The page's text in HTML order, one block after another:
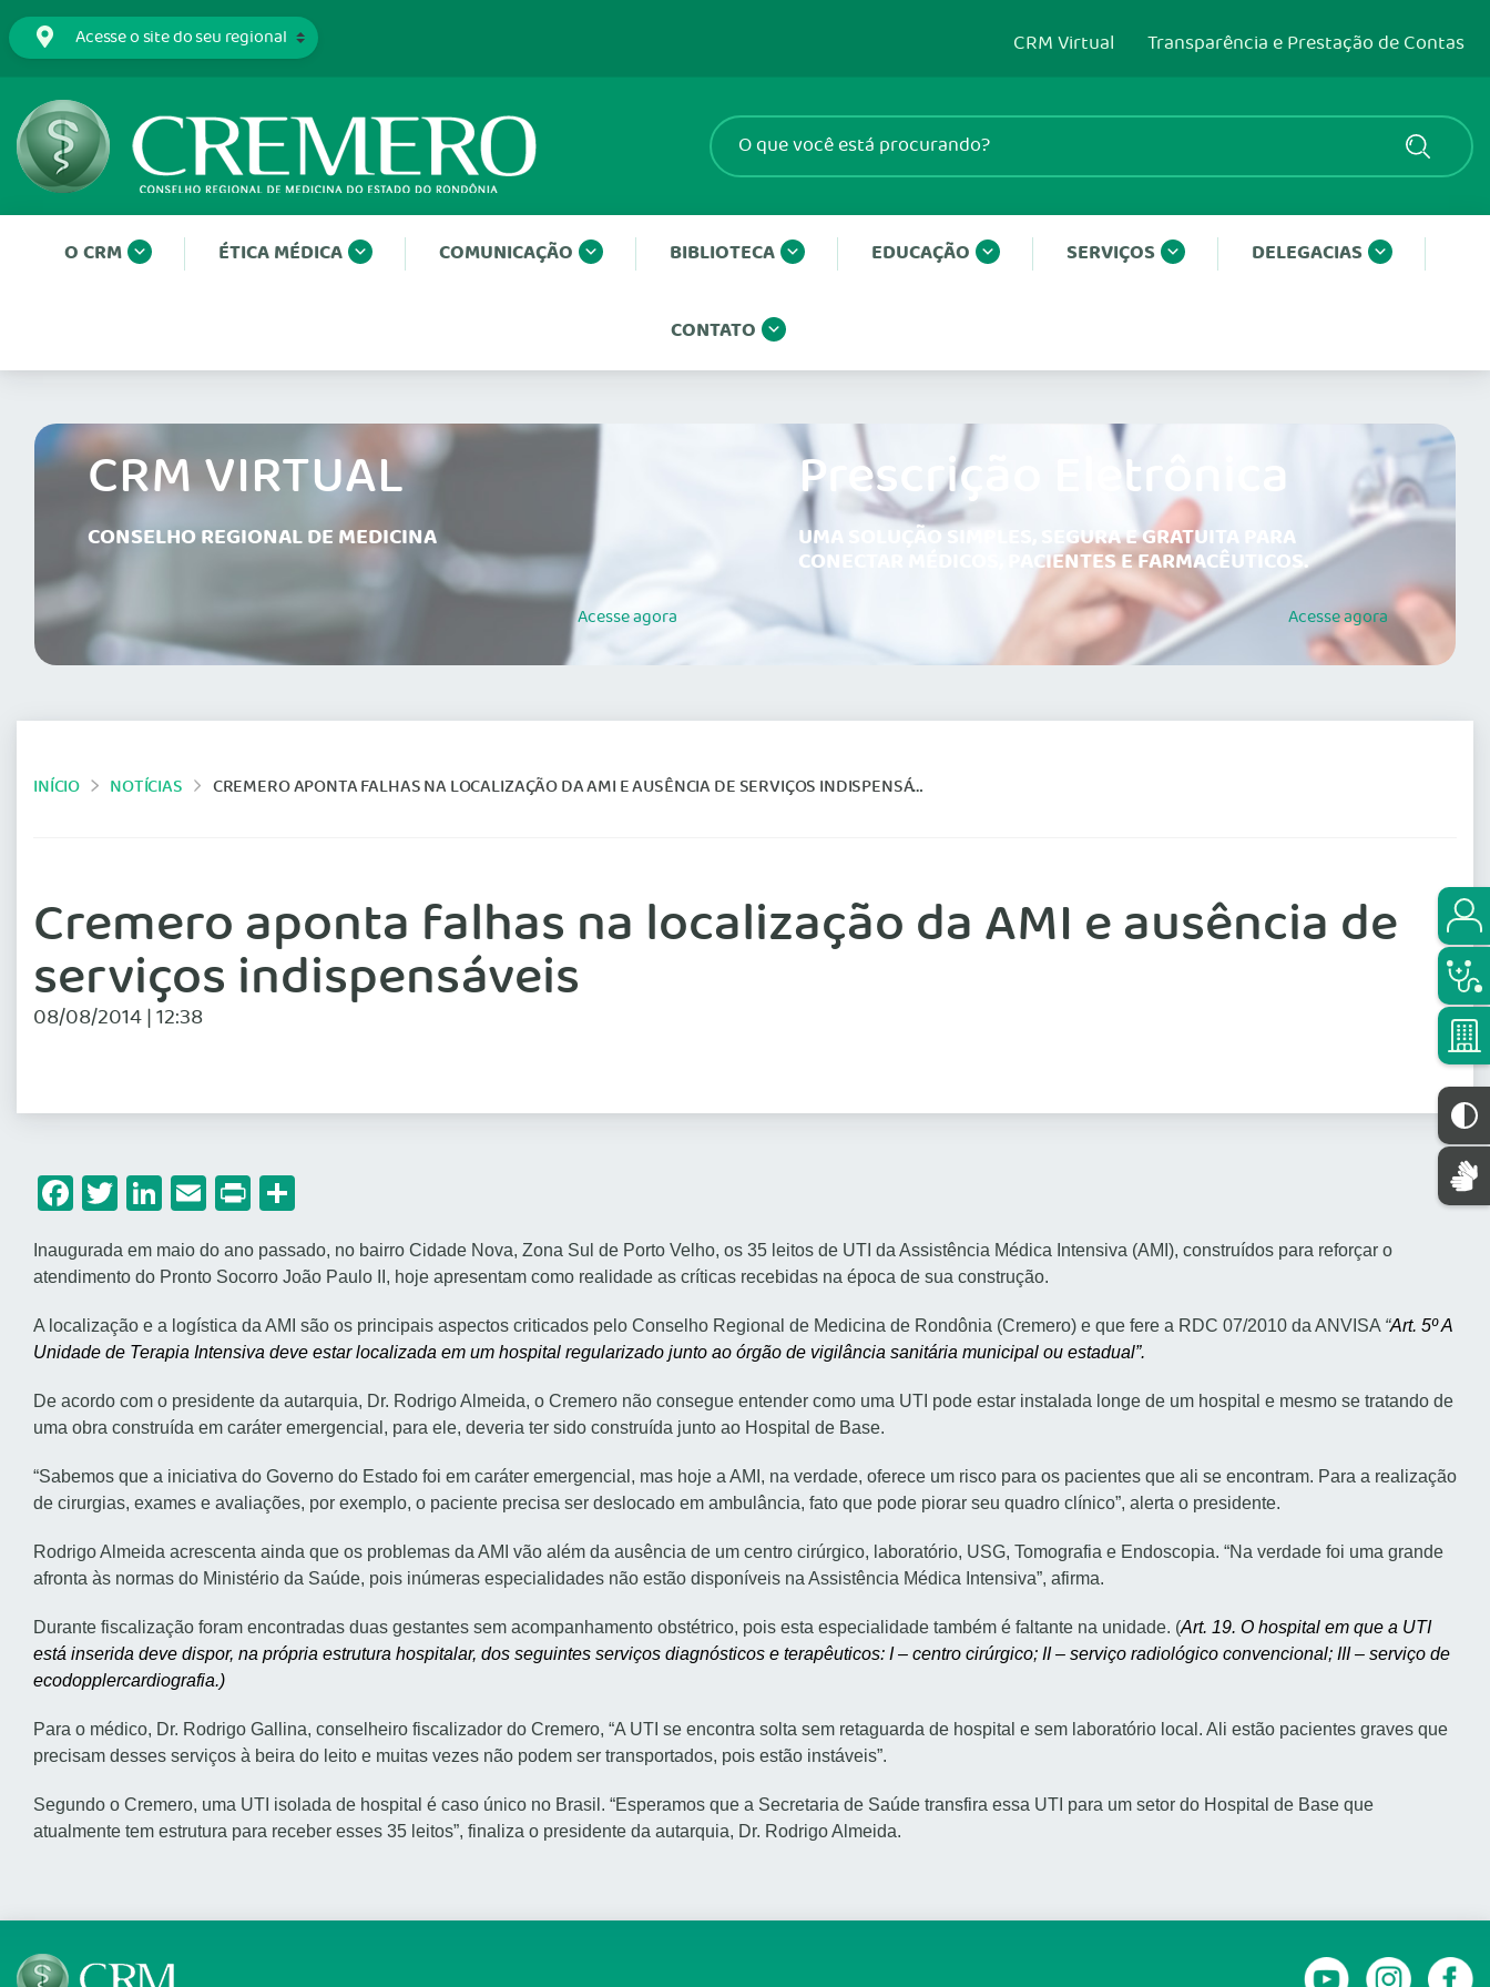
CRM Virtual Transparência e Prestação de Contas
O CRM ÉTICA MÉDICA COMUNICAÇÃO BIBLIOTECA EDUCAÇÃO SERVIÇOS DELEGACIAS
CONTATO
CRM VIRTUAL
CONSELHO REGIONAL DE MEDICINA
Acesseagora
Prescrição Eletrônica
UMA SOLUÇÃO SIMPLES, SEGURA E GRATUITA PARA
CONECTAR MÉDICOS, PACIENTES E FARMACÊUTICOS.
Acesseagora
INÍCIO NOTÍCIAS CREMERO APONTA FALHAS NA LOCALIZAÇÃO DA AMI E AUSÊNCIA DE SERVIÇOS INDISPENSÁVEIS
Cremero aponta falhas na localização da AMI e ausência de
serviços indispensáveis
08/08/2014 | 12:38
Facebook
Twitter
LinkedIn
Email
Print
Inaugurada em maio do ano passado, no bairro Cidade Nova, Zona Sul de Porto Velho, os 35 leitos de UTI da Assistência Médica Intensiva (AMI), construídos para reforçar o
atendimento do Pronto Socorro João Paulo II, hoje apresentam como realidade as críticas recebidas na época de sua construção.
A localização e a logística da AMI são os principais aspectos criticados pelo Conselho Regional de Medicina de Rondônia (Cremero) e que fere a RDC 07/2010 da ANVISA “Art. 5º A
Unidade de Terapia Intensiva deve estar localizada em um hospital regularizado junto ao órgão de vigilância sanitária municipal ou estadual”.
De acordo com o presidente da autarquia, Dr. Rodrigo Almeida, o Cremero não consegue entender como uma UTI pode estar instalada longe de um hospital e mesmo se tratando de
uma obra construída em caráter emergencial, para ele, deveria ter sido construída junto ao Hospital de Base.
“Sabemos que a iniciativa do Governo do Estado foi em caráter emergencial, mas hoje a AMI, na verdade, oferece um risco para os pacientes que ali se encontram. Para a realização
de cirurgias, exames e avaliações, por exemplo, o paciente precisa ser deslocado em ambulância, fato que pode piorar seu quadro clínico”, alerta o presidente.
Rodrigo Almeida acrescenta ainda que os problemas da AMI vão além da ausência de um centro cirúrgico, laboratório, USG, Tomografia e Endoscopia. “Na verdade foi uma grande
afronta às normas do Ministério da Saúde, pois inúmeras especialidades não estão disponíveis na Assistência Médica Intensiva”, afirma.
Durante fiscalização foram encontradas duas gestantes sem acompanhamento obstétrico, pois esta especialidade também é faltante na unidade. (Art. 19. O hospital em que a UTI
está inserida deve dispor, na própria estrutura hospitalar, dos seguintes serviços diagnósticos e terapêuticos: I – centro cirúrgico; II – serviço radiológico convencional; III – serviço de
ecodopplercardiografia.)
Para o médico, Dr. Rodrigo Gallina, conselheiro fiscalizador do Cremero, “A UTI se encontra solta sem retaguarda de hospital e sem laboratório local. Ali estão pacientes graves que
precisam desses serviços à beira do leito e muitas vezes não podem ser transportados, pois estão instáveis”.
Segundo o Cremero, uma UTI isolada de hospital é caso único no Brasil. “Esperamos que a Secretaria de Saúde transfira essa UTI para um setor do Hospital de Base que
atualmente tem estrutura para receber esses 35 leitos”, finaliza o presidente da autarquia, Dr. Rodrigo Almeida.